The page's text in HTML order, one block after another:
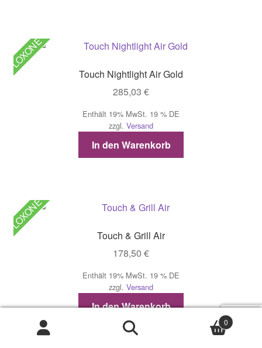
LOXONE
Touch Nightlight Air Gold
285,03 €
Enthält 19% MwSt. 19 % DE
zzgl. Versand
In den Warenkorb
LOXONE
Touch & Grill Air
178,50 €
Enthält 19% MwSt. 19 % DE
zzgl. Versand
In den Warenkorb
0